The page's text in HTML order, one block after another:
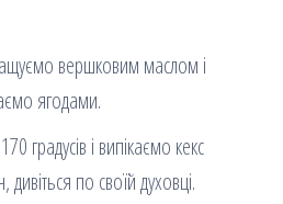
вершковим маслом і
ягодами.
градусів і випікаємо кекс
по своїй духовці.